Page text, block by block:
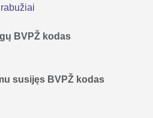
BVPŽ kodas
susijęs BVPŽ kodas